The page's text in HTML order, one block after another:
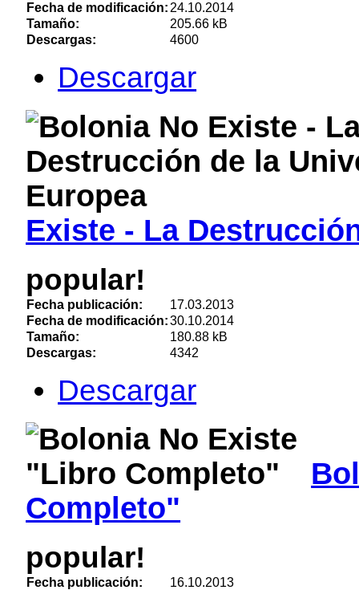
Fecha de modificación: 24.10.2014
Tamaño:
205.66 kB
Descargas:
4600
Descargar
Existe - La
popular!
Fecha publicación:
17.03.2013
Fecha de modificación:30.10.2014
Tamaño:
180.88 kB
Descargas:
4342
Descargar
Completo"
popular!
Fecha publicación:
16.10.2013